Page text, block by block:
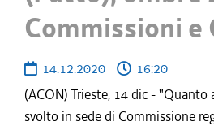
Commissioni e
14.12.2020
16:20
(ACON) Trieste, 14 dic -
svolto in sede di Commissione